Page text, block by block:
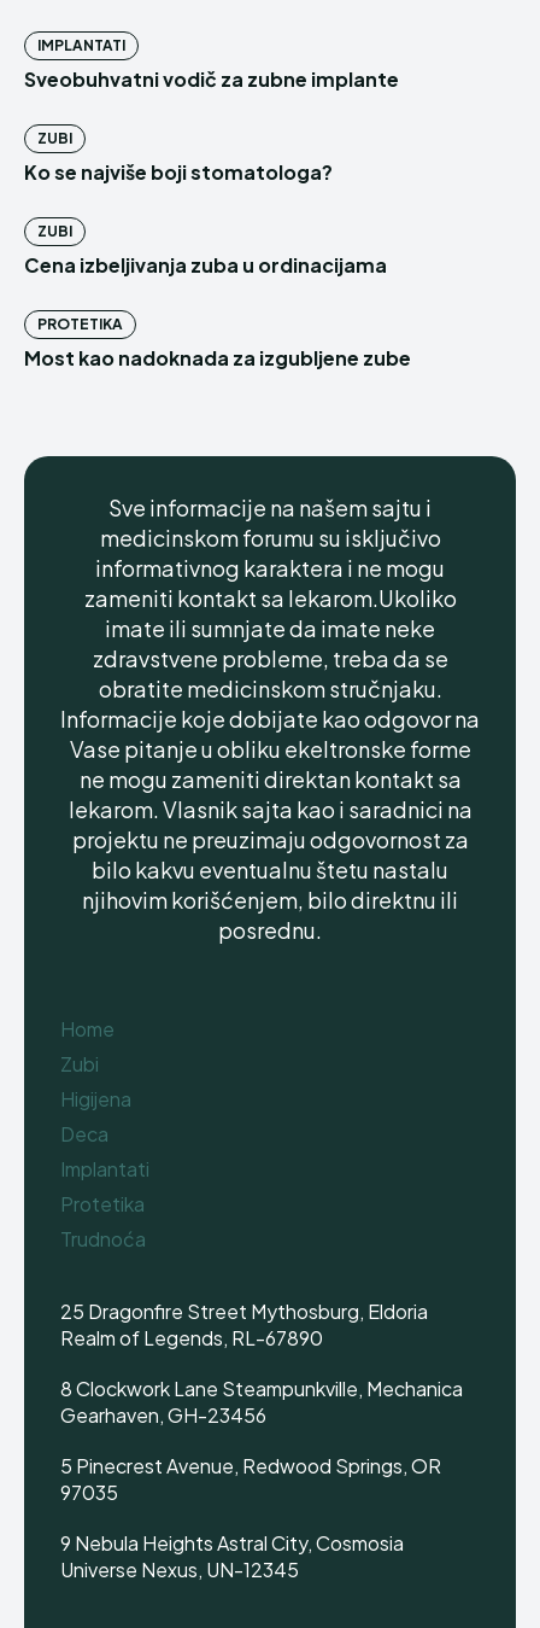
IMPLANTATI
Sveobuhvatni vodič za zubne implante
ZUBI
Ko se najviše boji stomatologa?
ZUBI
Cena izbeljivanja zuba u ordinacijama
PROTETIKA
Most kao nadoknada za izgubljene zube
Sve informacije na našem sajtu i
medicinskom forumu su isključivo
informativnog karaktera i ne mogu
zameniti kontakt sa lekarom.Ukoliko
imate ili sumnjate da imate neke
zdravstvene probleme, treba da se
obratite medicinskom stručnjaku.
Informacije koje dobijate kao odgovor na
Vase pitanje u obliku ekeltronske forme
ne mogu zameniti direktan kontakt sa
lekarom. Vlasnik sajta kao i saradnici na
projektu ne preuzimaju odgovornost za
bilo kakvu eventualnu štetu nastalu
njihovim korišćenjem, bilo direktnu ili
posrednu.
Home
Zubi
Higijena
Deca
Implantati
Protetika
Trudnoća
25 Dragonfire Street Mythosburg, Eldoria
Realm of Legends, RL-67890
8 Clockwork Lane Steampunkville, Mechanica
Gearhaven, GH-23456
5 Pinecrest Avenue, Redwood Springs, OR
97035
9 Nebula Heights Astral City, Cosmosia
Universe Nexus, UN-12345